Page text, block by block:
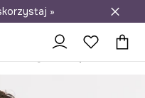
salonów
»